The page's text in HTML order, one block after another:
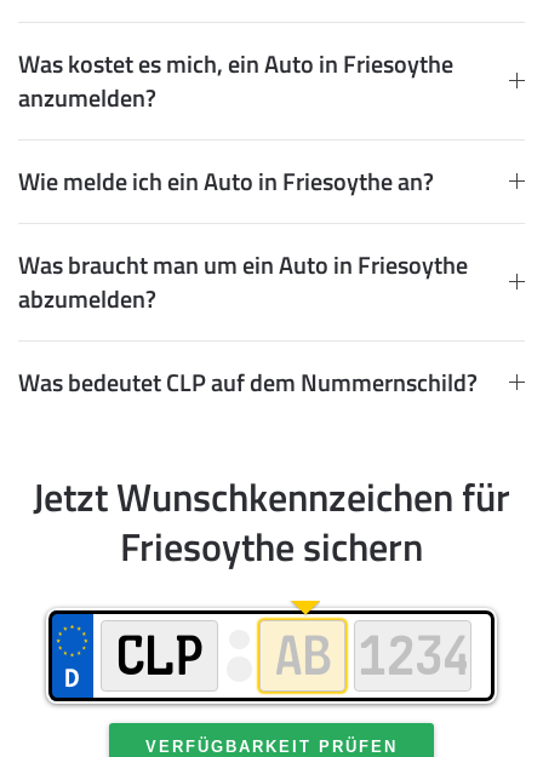
Was kostet es mich, ein Auto in Friesoythe
anzumelden?
Wie melde ich ein Auto in Friesoythe an?
Was braucht man um ein Auto in Friesoythe
abzumelden?
Was bedeutet CLP auf dem Nummernschild?
Jetzt Wunschkennzeichen für
Friesoythe sichern
VERFÜGBARKEIT PRÜFEN